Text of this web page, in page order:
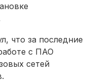
что за последние
с ПАО
сетей